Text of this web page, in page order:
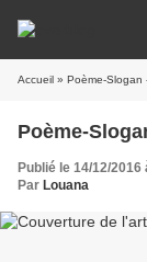
Accueil » Poème-Slogan
Poème-
Publié le 14/12/2016
Par Louana